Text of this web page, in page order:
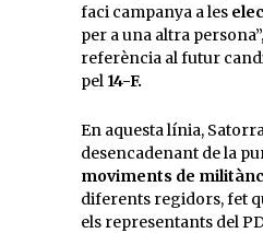
faci campanya a les
per a una altra
referència al futur
pel 14-F.
En aquesta línia,
desencadenant de la
moviments de
diferents regidors, fet
els representants del